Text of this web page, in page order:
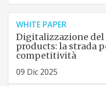
WHITE PAPER
Digitalizzazione
products: la strada
competitività
09 Dic 2025